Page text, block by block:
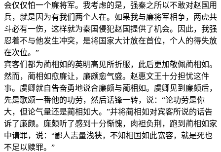
会仅仅怕一个廉将军。我考虑的是，强秦之所以不敢对赵国用
兵，就是因为有我们两个人在。如果我与廉将军相争，两虎共
斗必有一伤，这样就为秦国侵犯赵国提供了机会。因此，我强
忍着不与他发生冲突，是将国家大计放在首位，个人的得失放
在次位。”
宾客们都为蔺相如的英明高见所折服，此后更加敬佩蔺相如。
然而，蔺相如愈廉让，廉颇愈气盛。赵惠文王十分担忧这件
事。虞卿就自告奋勇地说合廉颇与蔺相如。虞卿见到廉颇后，
先是歌颂一番他的功劳，然后话锋一转，说：“论功劳是你
大，但论气量还是蔺相如大。”并将蔺相如对宾客所说的话告
诉了廉颇。廉颇听了感到十分惭愧，肉袒负荆，跑到蔺相如家
中请罪，说：“鄙人志量浅狭，不知相国如此宽容，就是死也
不足以赎罪。”